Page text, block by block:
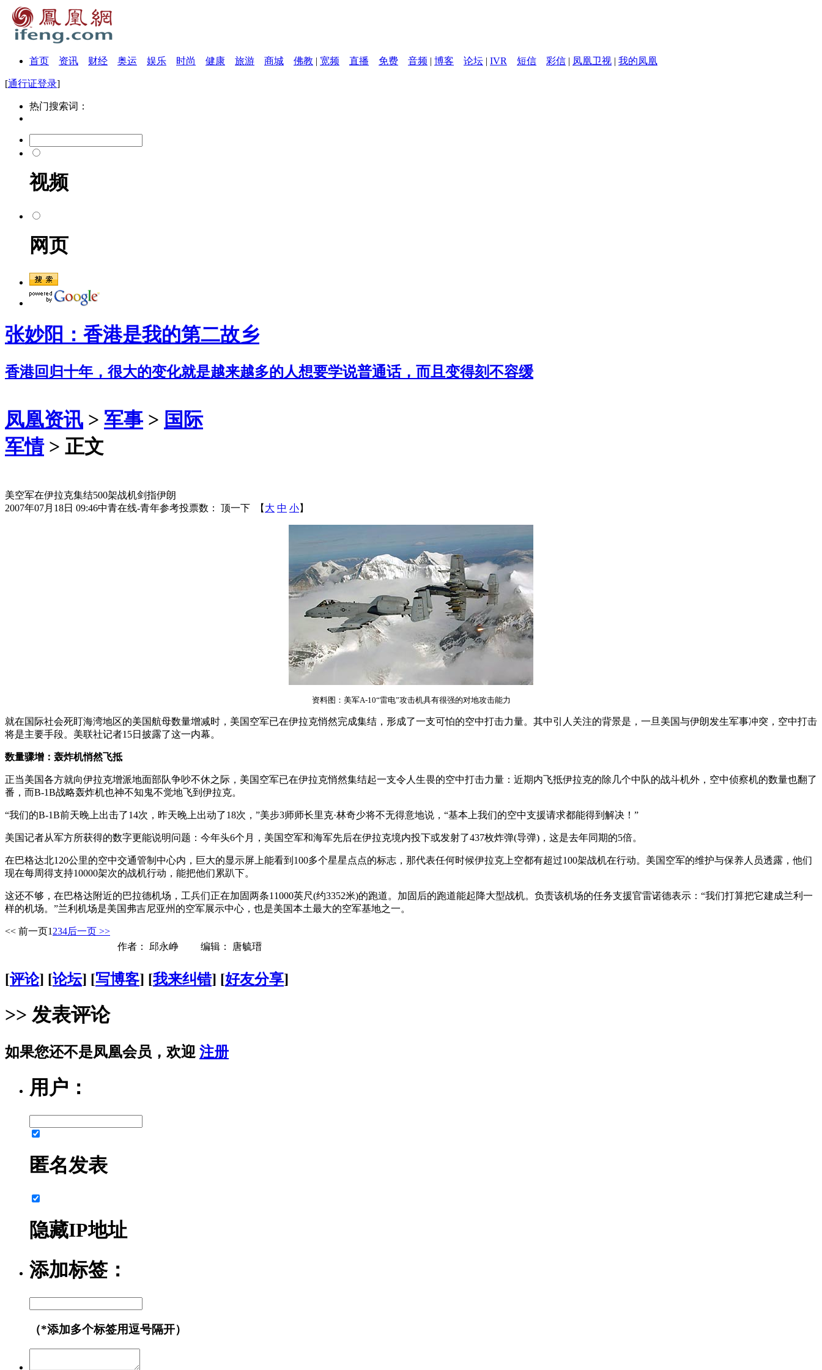
首页 资讯 财经 奥运 娱乐 时尚 健康 旅游 商城 佛教 | 宽频 直播 免费 音频 | 博客 论坛 | IVR 短信 彩信 | 凤凰卫视 | 我的凤凰
[通行证登录]
热门搜索词：
视频
网页
张妙阳：香港是我的第二故乡
香港回归十年，很大的变化就是越来越多的人想要学说普通话，而且变得刻不容缓
凤凰资讯 > 军事 > 国际
军情> 正文
美空军在伊拉克集结500架战机剑指伊朗
2007年07月18日 09:46中青在线-青年参考投票数： 顶一下 【 大 中 小】
资料图：美军A-10“雷电”攻击机具有很强的对地攻击能力
就在国际社会死盯海湾地区的美国航母数量增减时，美国空军已在伊拉克悄然完成集结，形成了一支可怕的空中打击力量。其中引人关注的背景是，一旦美国与伊朗发生军事冲突，空中打击
将是主要手段。美联社记者15日披露了这一内幕。
数量骤增：轰炸机悄然飞抵
正当美国各方就向伊拉克增派地面部队争吵不休之际，美国空军已在伊拉克悄然集结起一支令人生畏的空中打击力量：近期内飞抵伊拉克的除几个中队的战斗机外，空中侦察机的数量也翻了
番，而B-1B战略轰炸机也神不知鬼不觉地飞到伊拉克。
“我们的B-1B前天晚上出击了14次，昨天晚上出动了18次，”美步3师师长里克·林奇少将不无得意地说，“基本上我们的空中支援请求都能得到解决！”
美国记者从军方所获得的数字更能说明问题：今年头6个月，美国空军和海军先后在伊拉克境内投下或发射了437枚炸弹(导弹)，这是去年同期的5倍。
在巴格达北120公里的空中交通管制中心内，巨大的显示屏上能看到100多个星星点点的标志，那代表任何时候伊拉克上空都有超过100架战机在行动。美国空军的维护与保养人员透露，他们
现在每周得支持10000架次的战机行动，能把他们累趴下。
这还不够，在巴格达附近的巴拉德机场，工兵们正在加固两条11000英尺(约3352米)的跑道。加固后的跑道能起降大型战机。负责该机场的任务支援官雷诺德表示：“我们打算把它建成兰利一
样的机场。”兰利机场是美国弗吉尼亚州的空军展示中心，也是美国本土最大的空军基地之一。
<< 前一页1 234后一页 >>
作者： 邱永峥 编辑： 唐毓瑨
[评论] [论坛] [写博客] [我来纠错] [好友分享]
>> 发表评论
如果您还不是凤凰会员，欢迎 注册
用户：
匿名发表
隐藏IP地址
添加标签：
（*添加多个标签用逗号隔开）